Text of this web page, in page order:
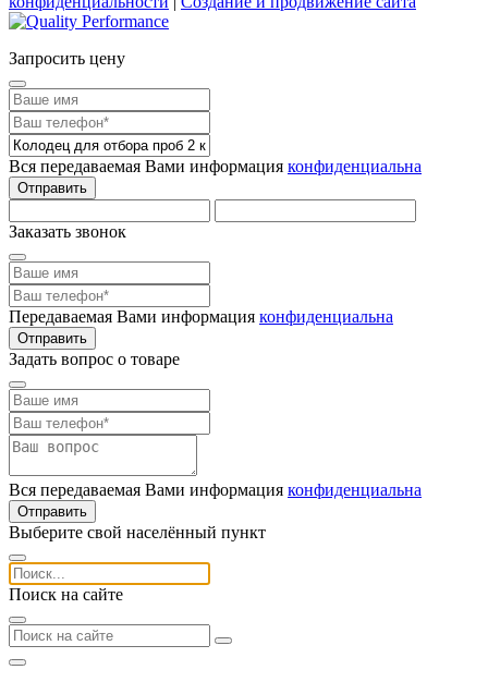
Запросить цену
Вся передаваемая Вами информация конфиденциальна
Отправить
Заказать звонок
Передаваемая Вами информация конфиденциальна
Отправить
Задать вопрос о товаре
Вся передаваемая Вами информация конфиденциальна
Отправить
Выберите свой населённый пункт
Поиск на сайте